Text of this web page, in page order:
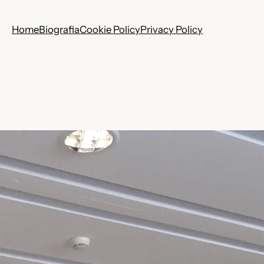
HomeBiografiaCookie PolicyPrivacy Policy